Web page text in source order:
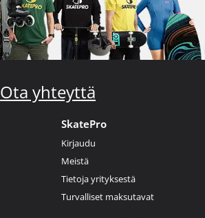
Ota yhteyttä
SkatePro
Kirjaudu
Meistä
Tietoja yrityksestä
Turvalliset maksutavat